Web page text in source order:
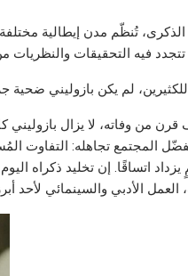
تُنظّم مدن إيطالية
تتجدد فيه التحقيقات والنظريات
للكثيرين، لم يكن بازوليني ضحية
من وفاته، لا يزال بازوليني
المجتمع تجاهله: التفاوت
اتساقًا. إن تخليد ذكراه
العمل الأدبي والسينمائي لأحد